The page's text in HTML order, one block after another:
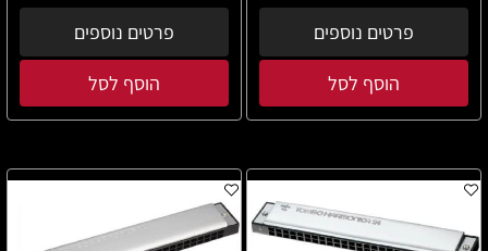
פרטים נוספים
הוסף לסל
פרטים נוספים
הוסף לסל